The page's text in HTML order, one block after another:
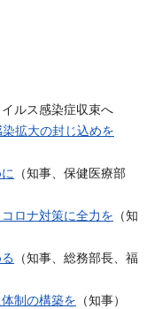
ルス感染症収束へ
拡大の封じ込めを
（知事、保健医療部
ロナ対策に全力を （知
（知事、総務部長、福
制の構築を （知事）